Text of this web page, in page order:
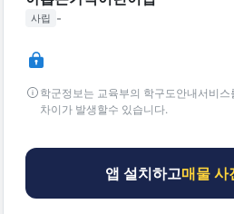
사립 -
학군정보는 교육부의 학구도안내서비
차이가 발생할수 있습니다.
앱 설치하고매물 사